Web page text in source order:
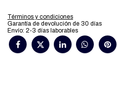
Términos y condiciones
Garantía de devolución de 30 días
Envío: 2-3 días laborables